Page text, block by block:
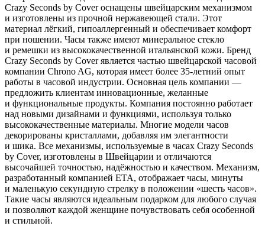
Crazy Seconds by Cover оснащены швейцарским механизмом
и изготовлены из прочной нержавеющей стали. Этот
материал лёгкий, гипоаллергенный и обеспечивает комфорт
при ношении. Часы также имеют минеральное стекло
и ремешки из высококачественной итальянской кожи. Бренд
Crazy Seconds by Cover является частью швейцарской часовой
компании Chrono AG, которая имеет более 35-летний опыт
работы в часовой индустрии. Основная цель компании —
предложить клиентам инновационные, желанные
и функциональные продукты. Компания постоянно работает
над новыми дизайнами и функциями, используя только
высококачественные материалы. Многие модели часов
декорированы кристаллами, добавляя им элегантности
и шика. Все механизмы, используемые в часах Crazy Seconds
by Cover, изготовлены в Швейцарии и отличаются
высочайшей точностью, надёжностью и качеством. Механизм,
разработанный компанией ETA, отображает часы, минуты
и маленькую секундную стрелку в положении «шесть часов».
Такие часы являются идеальным подарком для любого случая
и позволяют каждой женщине почувствовать себя особенной
и стильной.